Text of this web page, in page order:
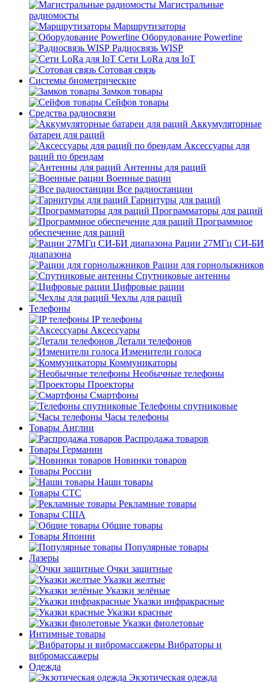
Магистральные
радиомосты
Маршрутизаторы
Оборудование Powerline
Радиосвязь WISP
Сети LoRa для IoT
Сотовая связь
Системы биометрические
Замков товары
Сейфов товары
Средства радиосвязи
Аккумуляторные
батареи для раций
Аксессуары для
раций по брендам
Антенны для раций
Военные рации
Все радиостанции
Гарнитуры для раций
Программаторы для раций
Программное
обеспечение для раций
Рации 27МГц СИ-БИ
диапазона
Рации для горнолыжников
Спутниковые антенны
Цифровые рации
Чехлы для раций
Телефоны
IP телефоны
Аксессуары
Детали телефонов
Изменители голоса
Коммуникаторы
Необычные телефоны
Проекторы
Смартфоны
Телефоны спутниковые
Часы телефоны
Товары Англии
Распродажа товаров
Товары Германии
Новинки товаров
Товары России
Наши товары
Товары СТС
Рекламные товары
Товары США
Общие товары
Товары Японии
Популярные товары
Лазеры
Очки защитные
Указки желтые
Указки зелёные
Указки инфракрасные
Указки красные
Указки фиолетовые
Интимные товары
Вибраторы и
вибромассажеры
Одежда
Экзотическая одежда